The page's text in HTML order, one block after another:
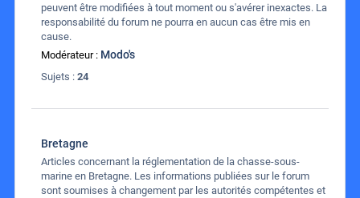
peuvent être modifiées à tout moment ou s'avérer inexactes. La
responsabilité du forum ne pourra en aucun cas être mis en
cause.
Modérateur : Modo's
Sujets : 24
Bretagne
Articles concernant la réglementation de la chasse-sous-
marine en Bretagne. Les informations publiées sur le forum
sont soumises à changement par les autorités compétentes et